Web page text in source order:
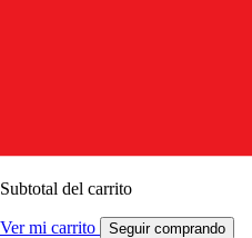
Subtotal del carrito
Ver mi carrito Seguir comprando